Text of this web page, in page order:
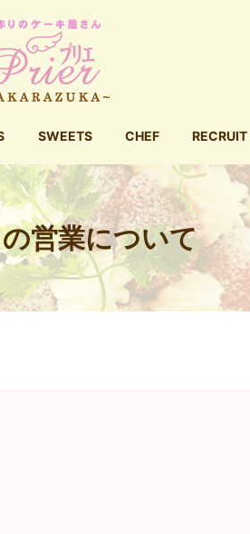
SWEETS CHEF RECRUIT
営業について